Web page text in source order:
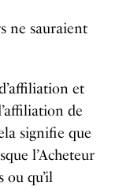
ne sauraient
et
de
signifie que
l’Acheteur
ou qu’il